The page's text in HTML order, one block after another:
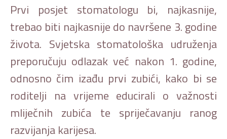
Prvi posjet stomatologu bi, najkasnije,
trebao biti najkasnije do navršene 3. godine
života. Svjetska stomatološka udruženja
preporučuju odlazak već nakon 1. godine,
odnosno čim izađu prvi zubići, kako bi se
roditelji na vrijeme educirali o važnosti
mliječnih zubića te spriječavanju ranog
razvijanja karijesa.